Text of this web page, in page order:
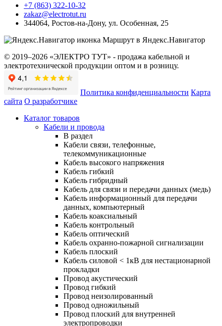
+7 (863) 322-10-32
zakaz@electrotut.ru
344064, Ростов-на-Дону, ул. Особенная, 25
Маршрут в Яндекс.Навигатор
© 2019–2026 «ЭЛЕКТРО ТУТ» - продажа кабельной и
электротехнической продукции оптом и в розницу.
Политика конфиденциальности Карта
сайта О разработчике
Каталог товаров
Кабели и провода
В раздел
Кабели связи, телефонные,
телекоммуникационные
Кабель высокого напряжения
Кабель гибкий
Кабель гибридный
Кабель для связи и передачи данных (медь)
Кабель информационный для передачи
данных, компьютерный
Кабель коаксиальный
Кабель контрольный
Кабель оптический
Кабель охранно-пожарной сигнализации
Кабель плоский
Кабель силовой < 1кВ для нестационарной
прокладки
Провод акустический
Провод гибкий
Провод неизолированный
Провод одножильный
Провод плоский для внутренней
электропроводки